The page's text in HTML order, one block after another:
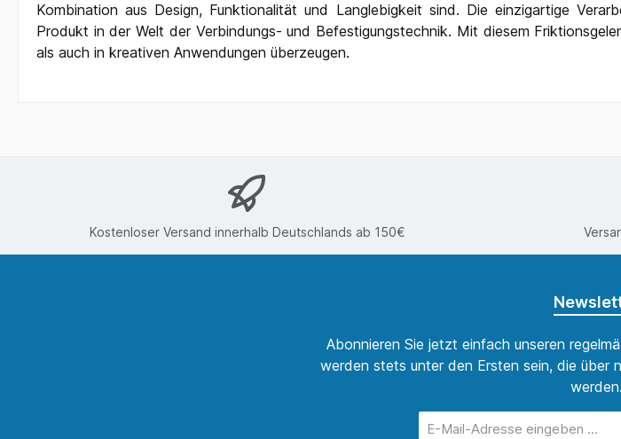
Kombination aus Design, Funktionalität und Langlebigkeit sind. Die einzigartige
Produkt in der Welt der Verbindungs- und Befestigungstechnik. Mit diesem
als auch in kreativen Anwendungen überzeugen.
Kostenloser Versand innerhalb Deutschlands ab 150€
Abonnieren Sie jetzt einfach unseren
werden stets unter den Ersten sein, die über
werden.
Mail-